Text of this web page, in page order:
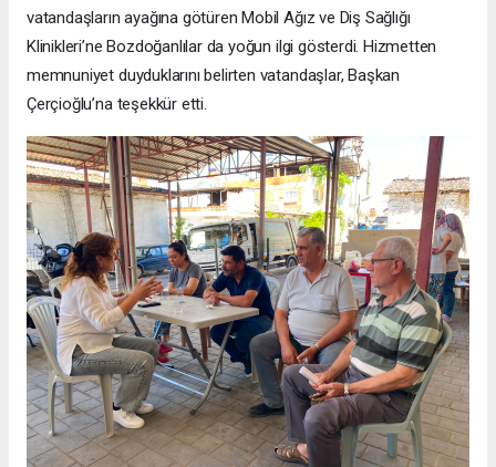
vatandaşların ayağına götüren Mobil Ağız ve Diş Sağlığı
Klinikleri’ne Bozdoğanlılar da yoğun ilgi gösterdi. Hizmetten
memnuniyet duyduklarını belirten vatandaşlar, Başkan
Çerçioğlu’na teşekkür etti.